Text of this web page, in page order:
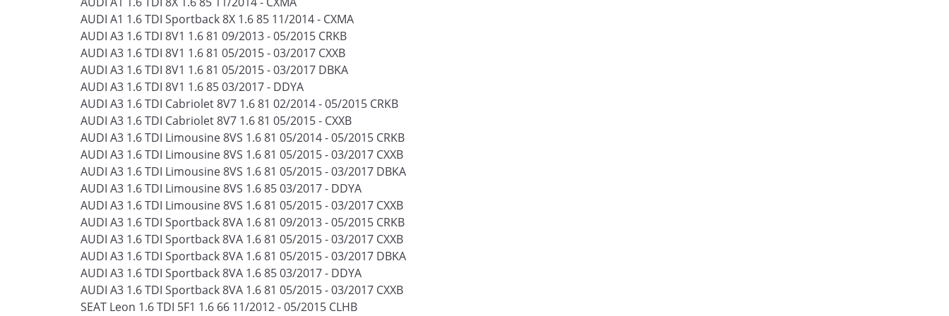
AUDI A1 1.6 TDI Sportback 8X 1.6 85 11/2014 - CXMA
AUDI A3 1.6 TDI 8V1 1.6 81 09/2013 - 05/2015 CRKB
AUDI A3 1.6 TDI 8V1 1.6 81 05/2015 - 03/2017 CXXB
AUDI A3 1.6 TDI 8V1 1.6 81 05/2015 - 03/2017 DBKA
AUDI A3 1.6 TDI 8V1 1.6 85 03/2017 - DDYA
AUDI A3 1.6 TDI Cabriolet 8V7 1.6 81 02/2014 - 05/2015 CRKB
AUDI A3 1.6 TDI Cabriolet 8V7 1.6 81 05/2015 - CXXB
AUDI A3 1.6 TDI Limousine 8VS 1.6 81 05/2014 - 05/2015 CRKB
AUDI A3 1.6 TDI Limousine 8VS 1.6 81 05/2015 - 03/2017 CXXB
AUDI A3 1.6 TDI Limousine 8VS 1.6 81 05/2015 - 03/2017 DBKA
AUDI A3 1.6 TDI Limousine 8VS 1.6 85 03/2017 - DDYA
AUDI A3 1.6 TDI Limousine 8VS 1.6 81 05/2015 - 03/2017 CXXB
AUDI A3 1.6 TDI Sportback 8VA 1.6 81 09/2013 - 05/2015 CRKB
AUDI A3 1.6 TDI Sportback 8VA 1.6 81 05/2015 - 03/2017 CXXB
AUDI A3 1.6 TDI Sportback 8VA 1.6 81 05/2015 - 03/2017 DBKA
AUDI A3 1.6 TDI Sportback 8VA 1.6 85 03/2017 - DDYA
AUDI A3 1.6 TDI Sportback 8VA 1.6 81 05/2015 - 03/2017 CXXB
SEAT Leon 1.6 TDI 5F1 1.6 66 11/2012 - 05/2015 CLHB